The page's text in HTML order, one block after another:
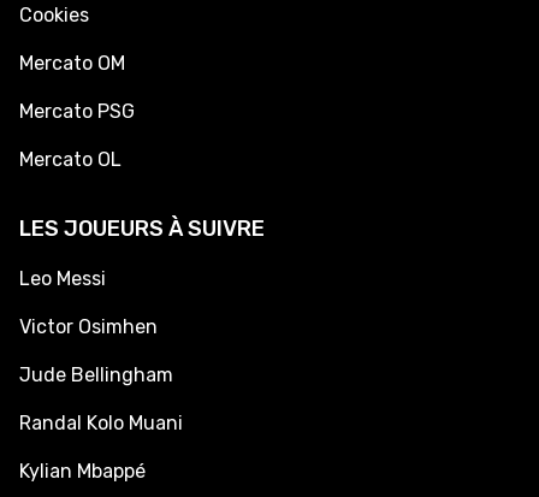
Cookies
Mercato OM
Mercato PSG
Mercato OL
LES JOUEURS À SUIVRE
Leo Messi
Victor Osimhen
Jude Bellingham
Randal Kolo Muani
Kylian Mbappé